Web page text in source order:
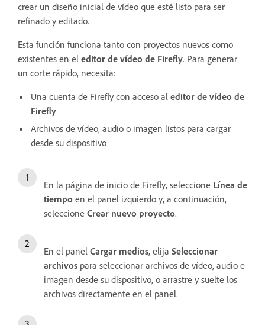
crear un diseño inicial de vídeo que esté listo para ser
refinado y editado.
Esta función funciona tanto con proyectos nuevos como
existentes en el editor de vídeo de Firefly. Para generar
un corte rápido, necesita:
Una cuenta de Firefly con acceso al editor de vídeo de
Firefly
Archivos de vídeo, audio o imagen listos para cargar
desde su dispositivo
En la página de inicio de Firefly, seleccione Línea de
tiempo en el panel izquierdo y, a continuación,
seleccione Crear nuevo proyecto.
En el panel Cargar medios, elija Seleccionar
archivos para seleccionar archivos de vídeo, audio e
imagen desde su dispositivo, o arrastre y suelte los
archivos directamente en el panel.